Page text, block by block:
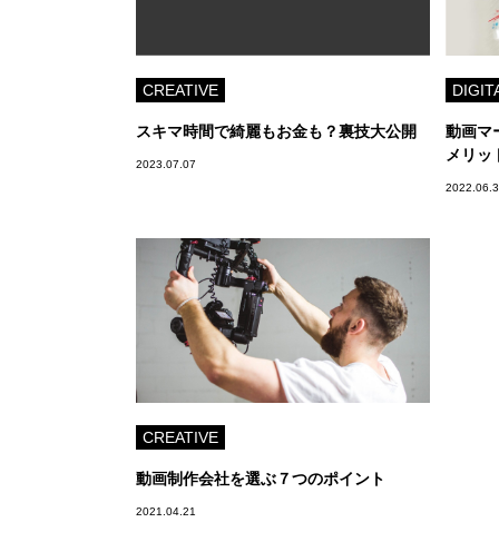
CREATIVE
スキマ時間で綺麗もお金も？裏技大公開
2023.07.07
動画マ
メリッ
CREATIVE
動画制作会社を選ぶ７つのポイント
2021.04.21